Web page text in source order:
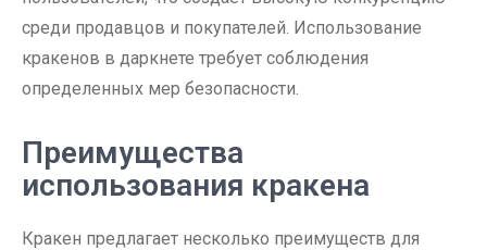
среди продавцов и покупателей. Использование
кракенов в даркнете требует соблюдения
определенных мер безопасности.
Преимущества
использования кракена
Кракен предлагает несколько преимуществ для